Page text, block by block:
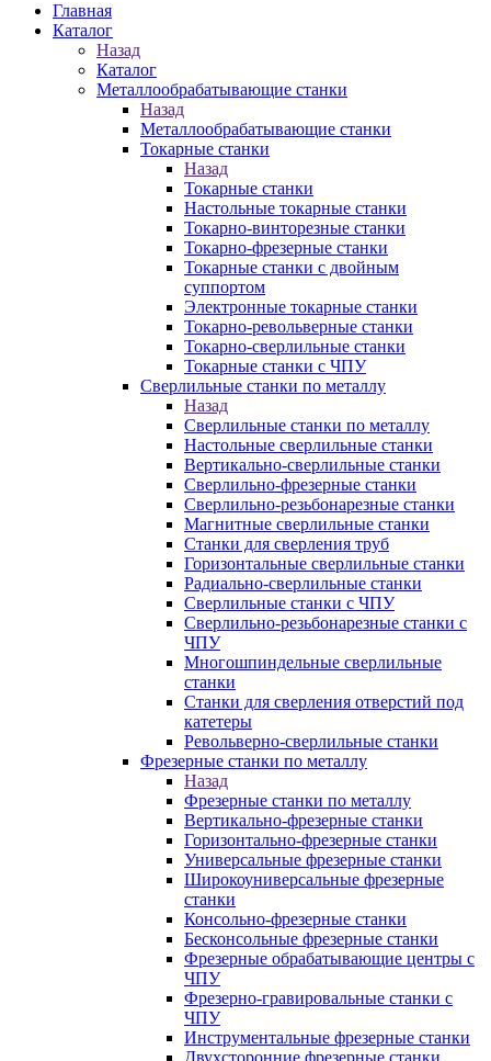
Главная
Каталог
Назад
Каталог
Металлообрабатывающие станки
Назад
Металлообрабатывающие станки
Токарные станки
Назад
Токарные станки
Настольные токарные станки
Токарно-винторезные станки
Токарно-фрезерные станки
Токарные станки с двойным
суппортом
Электронные токарные станки
Токарно-револьверные станки
Токарно-сверлильные станки
Токарные станки с ЧПУ
Сверлильные станки по металлу
Назад
Сверлильные станки по металлу
Настольные сверлильные станки
Вертикально-сверлильные станки
Сверлильно-фрезерные станки
Сверлильно-резьбонарезные станки
Магнитные сверлильные станки
Станки для сверления труб
Горизонтальные сверлильные станки
Радиально-сверлильные станки
Сверлильные станки с ЧПУ
Сверлильно-резьбонарезные станки с
ЧПУ
Многошпиндельные сверлильные
станки
Станки для сверления отверстий под
катетеры
Револьверно-сверлильные станки
Фрезерные станки по металлу
Назад
Фрезерные станки по металлу
Вертикально-фрезерные станки
Горизонтально-фрезерные станки
Универсальные фрезерные станки
Широкоуниверсальные фрезерные
станки
Консольно-фрезерные станки
Бесконсольные фрезерные станки
Фрезерные обрабатывающие центры с
ЧПУ
Фрезерно-гравировальные станки с
ЧПУ
Инструментальные фрезерные станки
Двухсторонние фрезерные станки